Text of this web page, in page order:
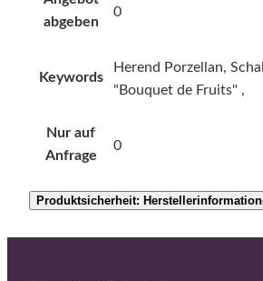
abgeben
0
Keywords
Herend Porzellan,
"Bouquet de Fruits" ,
Nur auf
Anfrage
0
Produktsicherheit: